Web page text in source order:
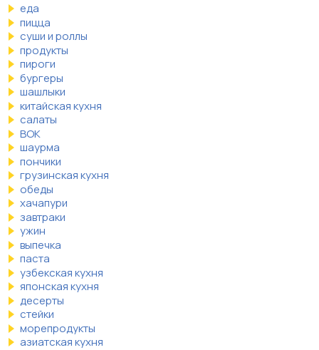
еда
пицца
суши и роллы
продукты
пироги
бургеры
шашлыки
китайская кухня
салаты
ВОК
шаурма
пончики
грузинская кухня
обеды
хачапури
завтраки
ужин
выпечка
паста
узбекская кухня
японская кухня
десерты
стейки
морепродукты
азиатская кухня